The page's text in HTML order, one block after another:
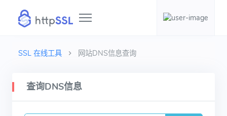
SSL 在线工具 网站DNS信息查询
查询DNS信息